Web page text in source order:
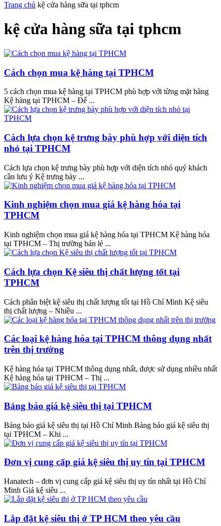
Trang chủ kệ cửa hàng sữa tại tphcm
kệ cửa hàng sữa tại tphcm
Cách chọn mua kệ hàng tại TPHCM
5 cách chọn mua kệ hàng tại TPHCM phù hợp với từng mặt hàng
Kệ hàng tại TPHCM – Để ...
Cách lựa chọn kệ trưng bày phù hợp với diện tích
nhỏ tại TPHCM
Cách lựa chọn kệ trưng bày phù hợp với diện tích nhỏ quý khách
cần lưu ý Kệ trưng bày ...
Kinh nghiệm chọn mua giá kệ hàng hóa tại
TPHCM
Kinh nghiệm chọn mua giá kệ hàng hóa tại TPHCM Kệ hàng hóa
tại TPHCM – Thị trường bán lẻ ...
Cách lựa chọn Kệ siêu thị chất lượng tốt tại
TPHCM
Cách phân biệt kệ siêu thị chất lượng tốt tại Hồ Chí Minh Kệ siêu
thị chất lượng – Nhiều ...
Các loại kệ hàng hóa tại TPHCM thông dụng nhất
trên thị trường
Kệ hàng hóa tại TPHCM thông dụng nhất, được sử dụng nhiều nhất
Kệ hàng hóa tại TPHCM – Thị ...
Bảng báo giá kệ siêu thị tại TPHCM
Bảng báo giá kệ siêu thị tại Hồ Chí Minh Bảng báo giá kệ siêu thị
tại TPHCM – Khi ...
Đơn vị cung cấp giá kệ siêu thị uy tín tại TPHCM
Hanatech – đơn vị cung cấp giá kệ siêu thị uy tín nhất tại Hồ Chí
Minh Giá kệ siêu ...
Lắp đặt kệ siêu thị ở TP HCM theo yêu cầu